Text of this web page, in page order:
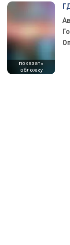
показать
обложку